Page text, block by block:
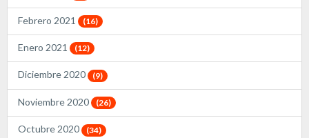
Febrero 2021 (16)
Enero 2021 (12)
Diciembre 2020 (9)
Noviembre 2020 (26)
Octubre 2020 (34)